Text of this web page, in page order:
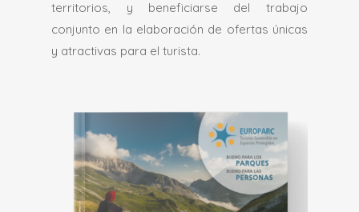
comercial poder informar a los clientes, en
el material promocional y en el servicio al
cliente, que una empresa es colaboradora
territorios, y beneficiarse del trabajo
conjunto en la elaboración de ofertas únicas
y atractivas para el turista.